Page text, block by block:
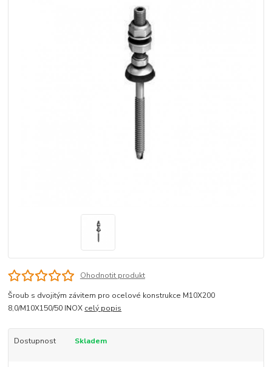
Ohodnotit produkt
Šroub s dvojitým závitem pro ocelové konstrukce M10X200
8,0/M10X150/50 INOX celý popis
Dostupnost Skladem